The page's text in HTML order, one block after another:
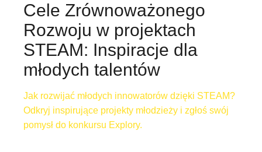
Cele Zrównoważonego
Rozwoju w projektach
STEAM: Inspiracje dla
młodych talentów
Jak rozwijać młodych innowatorów dzięki STEAM?
Odkryj inspirujące projekty młodzieży i zgłoś swój
pomysł do konkursu Explory.